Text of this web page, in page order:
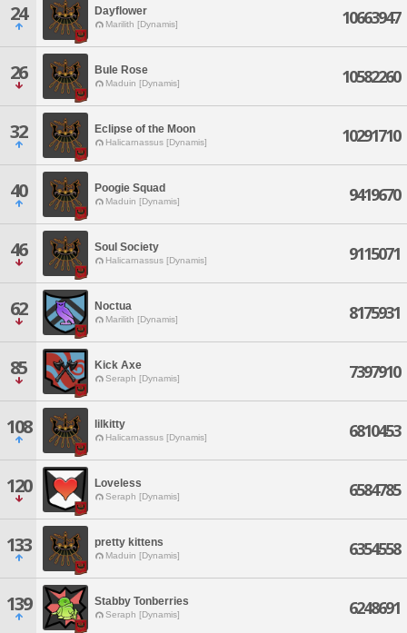
24 Dayflower
Marilith [Dynamis] 10663947
26 Bule Rose
Maduin [Dynamis] 10582260
32 Eclipse of the Moon
Halicarnassus [Dynamis] 10291710
40 Poogie Squad
Maduin [Dynamis] 9419670
46 Soul Society
Halicarnassus [Dynamis] 9115071
62 Noctua
Marilith [Dynamis] 8175931
85 Kick Axe
Seraph [Dynamis] 7397910
108 lilkitty
Halicarnassus [Dynamis] 6810453
120 Loveless
Seraph [Dynamis] 6584785
133 pretty kittens
Maduin [Dynamis] 6354558
139 Stabby Tonberries
Seraph [Dynamis] 6248691